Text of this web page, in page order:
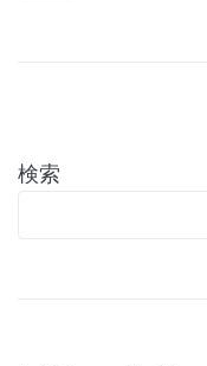
検索